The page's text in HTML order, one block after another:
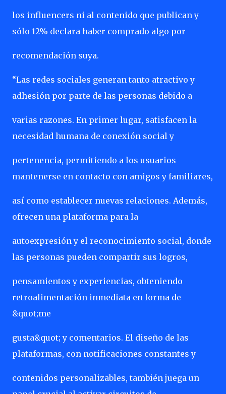
los influencers ni al contenido que publican y
sólo 12% declara haber comprado algo por
recomendación suya.
“Las redes sociales generan tanto atractivo y
adhesión por parte de las personas debido a
varias razones. En primer lugar, satisfacen la
necesidad humana de conexión social y
pertenencia, permitiendo a los usuarios
mantenerse en contacto con amigos y familiares,
así como establecer nuevas relaciones. Además,
ofrecen una plataforma para la
autoexpresión y el reconocimiento social, donde
las personas pueden compartir sus logros,
pensamientos y experiencias, obteniendo
retroalimentación inmediata en forma de
&quot;me
gusta&quot; y comentarios. El diseño de las
plataformas, con notificaciones constantes y
contenidos personalizables, también juega un